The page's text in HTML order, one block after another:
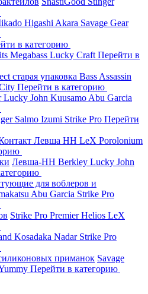
Higashi Akara Savage Gear
в категорию
Megabass Lucky Craft Перейти в
старая упаковка Bass Assassin
Перейти в категорию
Lucky John Kuusamo Abu Garcia
Salmo Izumi Strike Pro Перейти
Левша НН LeX Porolonium
Левша-НН Berkley Lucky John
для воблеров и
Abu Garcia Strike Pro
Strike Pro PremierHelios LeX
Kosadaka Nadar Strike Pro
приманок Savage
Перейти в категорию